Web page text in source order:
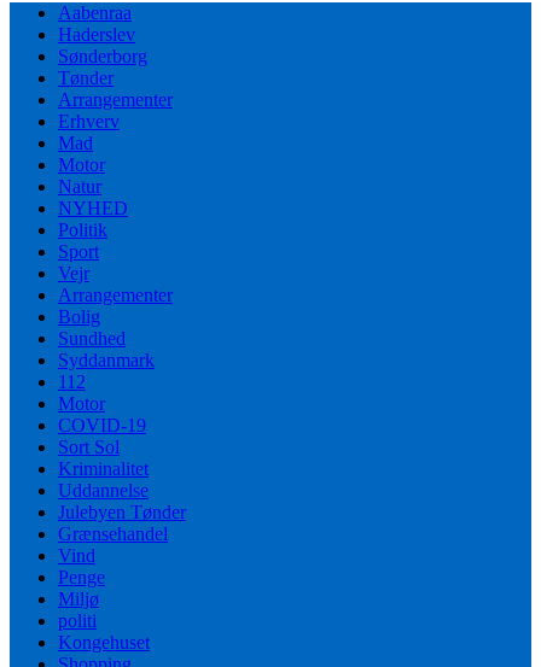
Aabenraa
Haderslev
Sønderborg
Tønder
Arrangementer
Erhverv
Mad
Motor
Natur
NYHED
Politik
Sport
Vejr
Arrangementer
Bolig
Sundhed
Syddanmark
112
Motor
COVID-19
Sort Sol
Kriminalitet
Uddannelse
Julebyen Tønder
Grænsehandel
Vind
Penge
Miljø
politi
Kongehuset